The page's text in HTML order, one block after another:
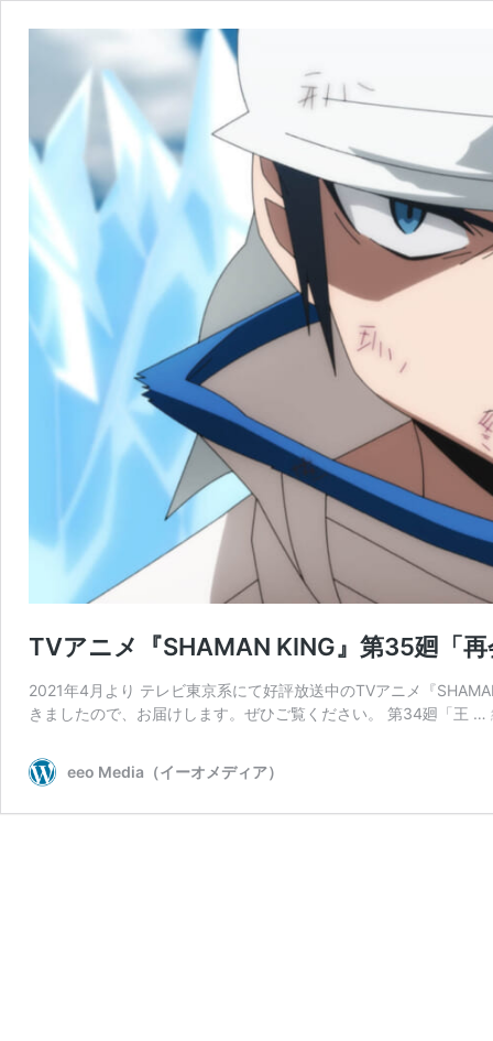
TVアニメ『SHAMAN KING』第35廻「
2021年4月より テレビ東京系にて好評放送中のTVアニメ『
きましたので、お届けします。ぜひご覧ください。 第34廻「王 …
eeo Media（イーオメディア）